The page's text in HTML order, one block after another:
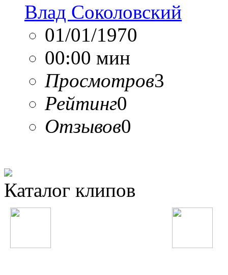
Влад Соколовский
01/01/1970
00:00 мин
Просмотров3
Рейтинг0
Отзывов0
Каталог клипов